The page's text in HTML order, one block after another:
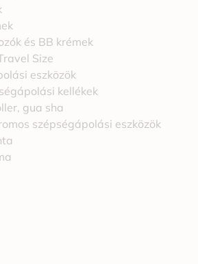
és BB krémek
Size
eszközök
kellékek
gua sha
szépségápolási eszközök